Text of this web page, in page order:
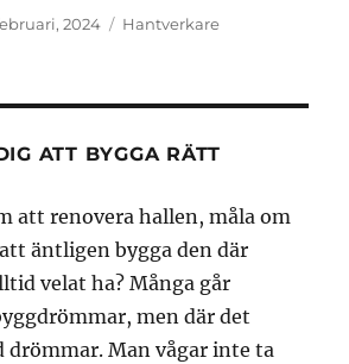
2024 Kategorier
Hantverkare
ATT BYGGA RÄTT
att renovera hallen, måla om
äntligen bygga den där
velat ha? Många går
men där det
drömmar. Man vågar inte ta